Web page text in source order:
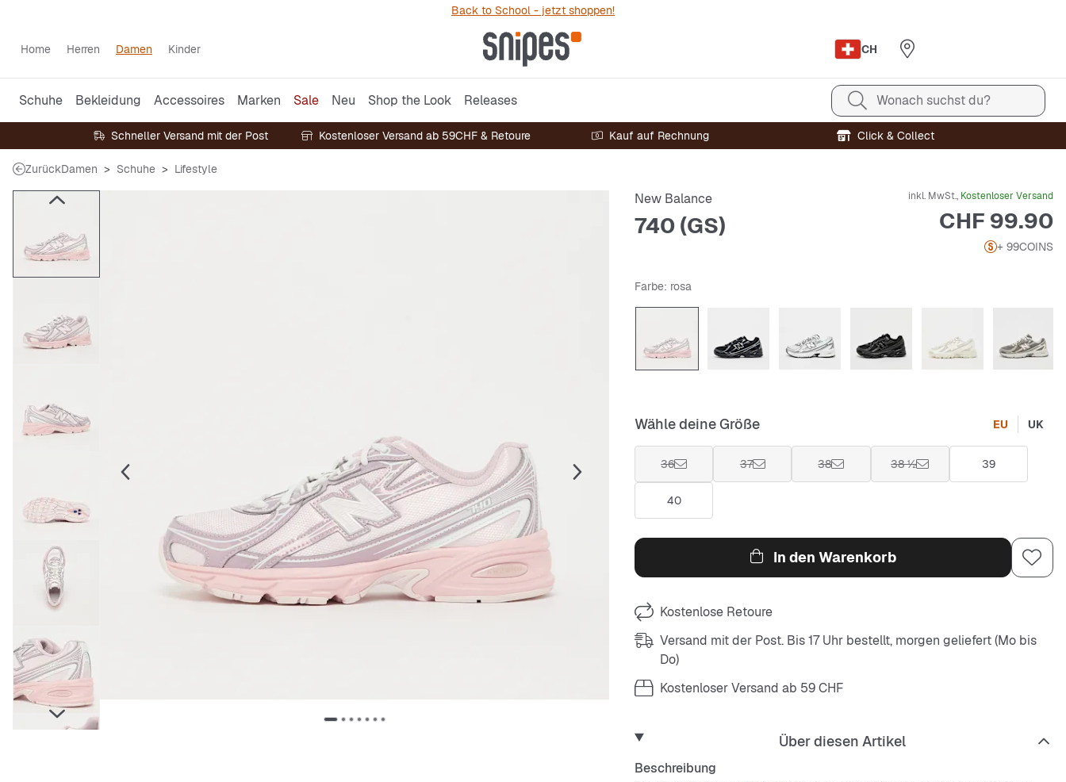
Back to School - jetzt shoppen!
Home Herren Damen Kinder CH
Schuhe Bekleidung Accessoires Marken Sale Neu Shop the Look Releases Wonach suchst du?
Schneller Versand mit der Post Kostenloser Versand ab 59CHF & Retoure Kauf auf Rechnung Click & Collect
ZurückDamen Schuhe Lifestyle
New Balance
740 (GS)
inkl. MwSt., Kostenloser Versand
Preis
CHF 99.90
+ 99COINS
Farbe: rosa
Wähle deine Größe EU UK
36 37 38 38 ½ 39
40
In den Warenkorb
Kostenlose Retoure
Versand mit der Post. Bis 17 Uhr bestellt, morgen geliefert (Mo bis
Do)
Kostenloser Versand ab 59 CHF
Über diesen Artikel
Beschreibung